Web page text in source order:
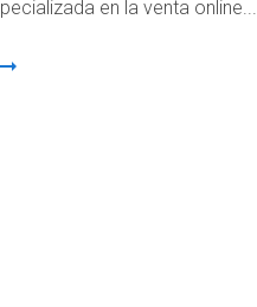
en la venta online...